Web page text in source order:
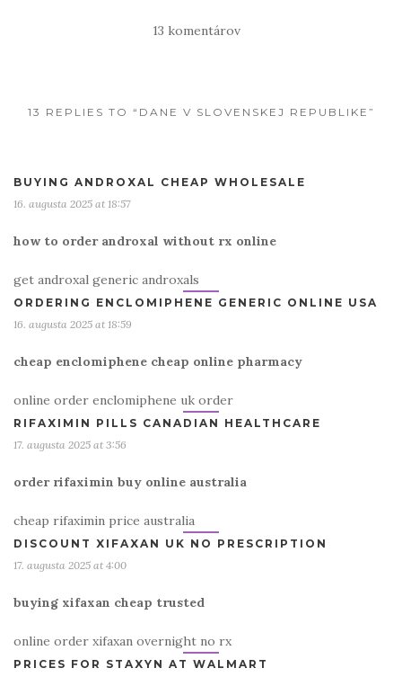
13 komentárov
13 REPLIES TO “DANE V SLOVENSKEJ REPUBLIKE”
BUYING ANDROXAL CHEAP WHOLESALE
16. augusta 2025 at 18:57
how to order androxal without rx online
get androxal generic androxals
ORDERING ENCLOMIPHENE GENERIC ONLINE USA
16. augusta 2025 at 18:59
cheap enclomiphene cheap online pharmacy
online order enclomiphene uk order
RIFAXIMIN PILLS CANADIAN HEALTHCARE
17. augusta 2025 at 3:56
order rifaximin buy online australia
cheap rifaximin price australia
DISCOUNT XIFAXAN UK NO PRESCRIPTION
17. augusta 2025 at 4:00
buying xifaxan cheap trusted
online order xifaxan overnight no rx
PRICES FOR STAXYN AT WALMART